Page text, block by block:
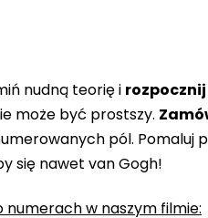
nudną teorię i
może być prostszy.
pól.
się nawet van Gogh!
numerach w naszym filmie: